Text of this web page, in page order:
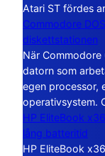
Atari ST fördes
Commodore
diskettstationen
När
datorn som
egen processor,
operativsystem.
HP EliteBook
lång batteritid
HP EliteBook